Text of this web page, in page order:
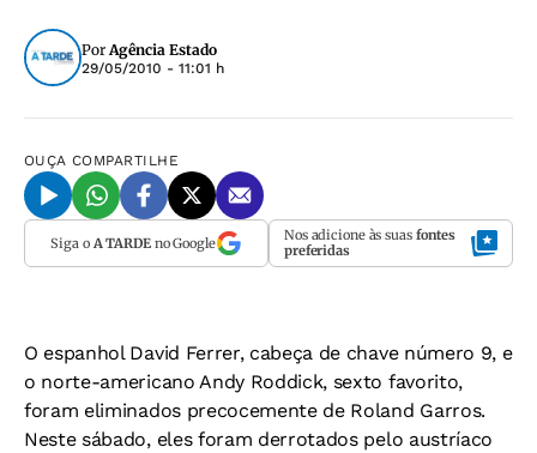
PorAgência Estado
29/05/2010 - 11:01 h
OUÇA COMPARTILHE
Siga o A TARDEno Google Nos adicione às suas fontes
preferidas
O espanhol David Ferrer, cabeça de chave número 9, e
o norte-americano Andy Roddick, sexto favorito,
foram eliminados precocemente de Roland Garros.
Neste sábado, eles foram derrotados pelo austríaco